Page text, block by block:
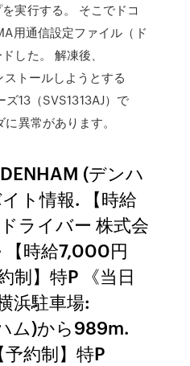
実行する。 そこでドコ
用通信設定ファイル（ド
した。 解凍後、
トールしようとする
13（SVS1313AJ）で
異常があります。
(デンハ
ト情報. 【時給
ライバー 株式会
【時給7,000円
制】特P 《当日
浜駐車場:
ム)から989m.
予約制】特P